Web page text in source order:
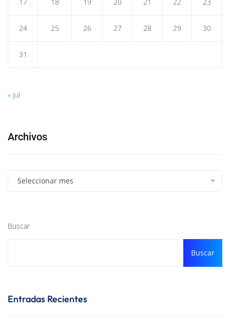
24 25 26 27 28 29 30
31
« Jul
Archivos
Seleccionar mes
Buscar
Buscar
Entradas Recientes